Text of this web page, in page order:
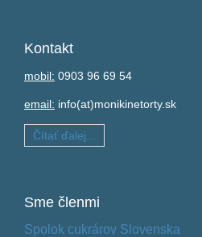
Kontakt
mobil: 0903 96 69 54
email: info(at)monikinetorty.sk
Čítať ďalej...
Sme členmi
Spolok cukrárov Slovenska